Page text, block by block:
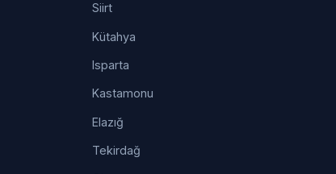
Siirt
Kütahya
Isparta
Kastamonu
Elazığ
Tekirdağ